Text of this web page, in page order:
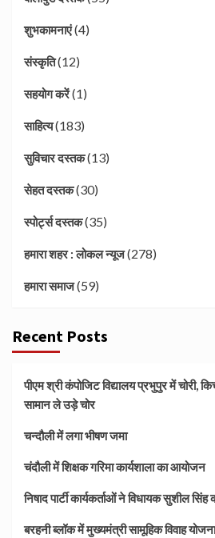
शुभकामनाएं(4)
संस्कृति(12)
सहयोग करें(1)
साहित्य(183)
सुविचार दस्तक(13)
सेहत दस्तक(30)
स्पोर्ट्स दस्तक(35)
हमारा शहर : लोकल न्यूज(278)
हमारा समाज(59)
Recent Posts
पीएम श्री कंपोजिट विद्यालय प्रभुपुर में चोरी,
सामान ले उड़े चोर
चन्दौली में लगा भीषण जमा
चंदौली में शिक्षक गरिमा कार्यशाला का आयोजन
निषाद पार्टी कार्यकर्ताओं ने विधायक सुशील सिंह
बरहनी ब्लॉक में मुख्यमंत्री सामूहिक विवाह